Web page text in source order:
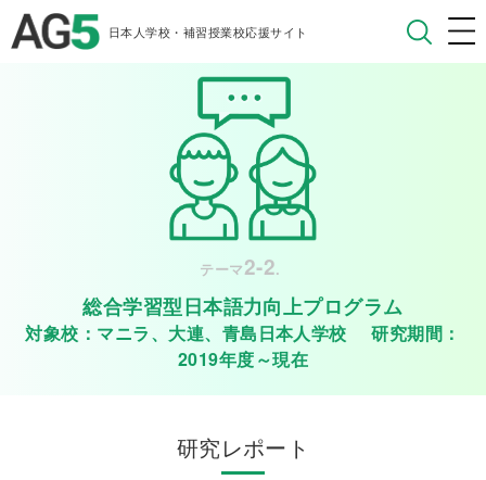
日本人学校・補習授業校応援サイト
テーマ2-2.
総合学習型日本語力向上プログラム
対象校：マニラ、大連、青島日本人学校 研究期間：
2019年度～現在
研究レポート